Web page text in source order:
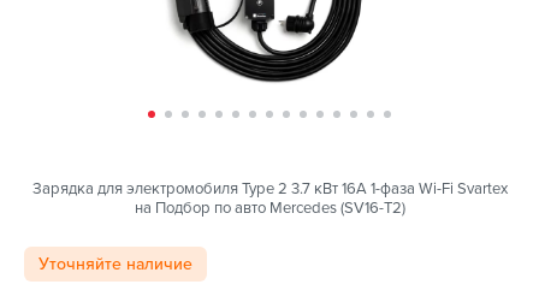
Зарядка для электромобиля Type 2 3.7 кВт 16А 1-фаза Wi-Fi Svartex
на Подбор по авто Mercedes (SV16-T2)
Уточняйте наличие